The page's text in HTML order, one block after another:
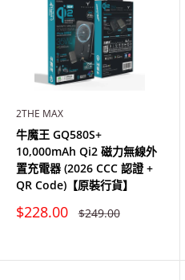
2THE MAX
牛魔王 GQ580S+
10,000mAh Qi2 磁力無線外
置充電器 (2026 CCC 認證 +
QR Code)【原裝行貨】
特
$228.00 原
$249.00